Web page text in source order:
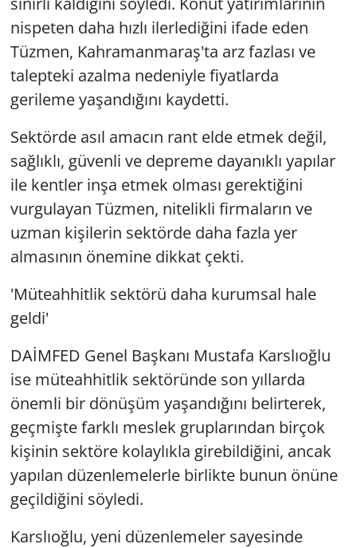
nispeten daha hızlı ilerlediğini ifade eden
Tüzmen, Kahramanmaraş'ta arz fazlası ve
talepteki azalma nedeniyle fiyatlarda
gerileme yaşandığını kaydetti.
Sektörde asıl amacın rant elde etmek değil,
sağlıklı, güvenli ve depreme dayanıklı yapılar
ile kentler inşa etmek olması gerektiğini
vurgulayan Tüzmen, nitelikli firmaların ve
uzman kişilerin sektörde daha fazla yer
almasının önemine dikkat çekti.
'Müteahhitlik sektörü daha kurumsal hale
geldi'
DAİMFED Genel Başkanı Mustafa Karslıoğlu
ise müteahhitlik sektöründe son yıllarda
önemli bir dönüşüm yaşandığını belirterek,
geçmişte farklı meslek gruplarından birçok
kişinin sektöre kolaylıkla girebildiğini, ancak
yapılan düzenlemelerle birlikte bunun önüne
geçildiğini söyledi.
Karslıoğlu, yeni düzenlemeler sayesinde